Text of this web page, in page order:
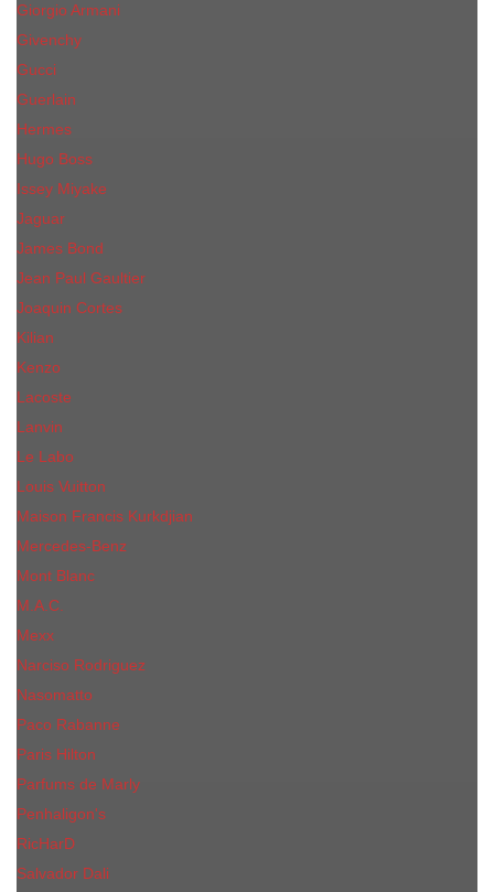
Giorgio Armani
Givenchy
Gucci
Guerlain
Hermes
Hugo Boss
Issey Miyake
Jaguar
James Bond
Jean Paul Gaultier
Joaquin Сortes
Kilian
Kenzo
Lacoste
Lanvin
Le Labo
Louis Vuitton
Maison Francis Kurkdjian
Mercedes-Benz
Mont Blanc
M.А.C.
Mexx
Narciso Rodriguez
Nasomatto
Paco Rabanne
Paris Hilton
Parfums de Marly
Penhaligon​'s
RicHarD
Salvador Dali